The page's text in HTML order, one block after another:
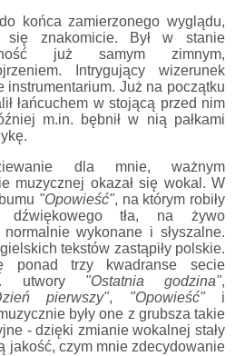
końca zamierzonego wyglądu,
się znakomicie. Był w stanie
już samym zimnym,
Intrygujący wizerunek
instrumentarium. Już na początku
łańcuchem w stojącą przed nim
m.in. bębnił w nią pałkami
dla mnie, ważnym
muzycznej okazał się wokal. W
"Opowieść", na którym robiły
dźwiękowego tła, na żywo
normalnie wykonane i słyszalne.
tekstów zastąpiły polskie.
ponad trzy kwadranse secie
utwory "Ostatnia godzina",
pierwszy", "Opowieść"i
były one z grubsza takie
- dzięki zmianie wokalnej stały
jakość, czym mnie zdecydowanie